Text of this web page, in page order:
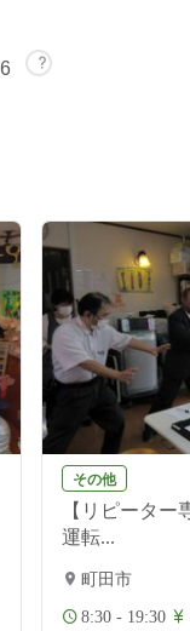
その他
【リピータ
運転...
町田市
8:30 - 19:30